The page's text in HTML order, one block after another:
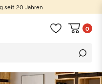
seit 20 Jahren
0